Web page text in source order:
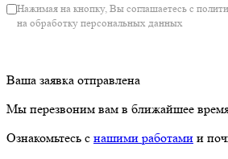
Нажимая на кнопку, Вы соглашаетесь с
на обработку персональных данных
Ваша заявка отправлена
Мы перезвоним вам в ближайшее
Ознакомьтесь с нашими работами и